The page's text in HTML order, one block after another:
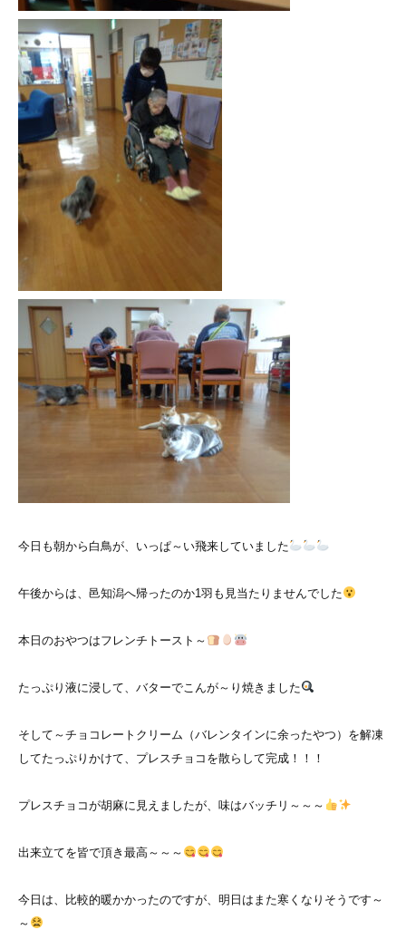
今日も朝から白鳥が、いっぱ～い飛来していました
午後からは、邑知潟へ帰ったのか1羽も見当たりませんでした
本日のおやつはフレンチトースト～
たっぷり液に浸して、バターでこんが～り焼きました
そして～チョコレートクリーム（バレンタインに余ったやつ）を解凍
してたっぷりかけて、プレスチョコを散らして完成！！！
プレスチョコが胡麻に見えましたが、味はバッチリ～～～
出来立てを皆で頂き最高～～～
今日は、比較的暖かかったのですが、明日はまた寒くなりそうです～
～